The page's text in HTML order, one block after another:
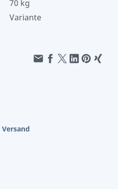
70 kg
Variante
Versand